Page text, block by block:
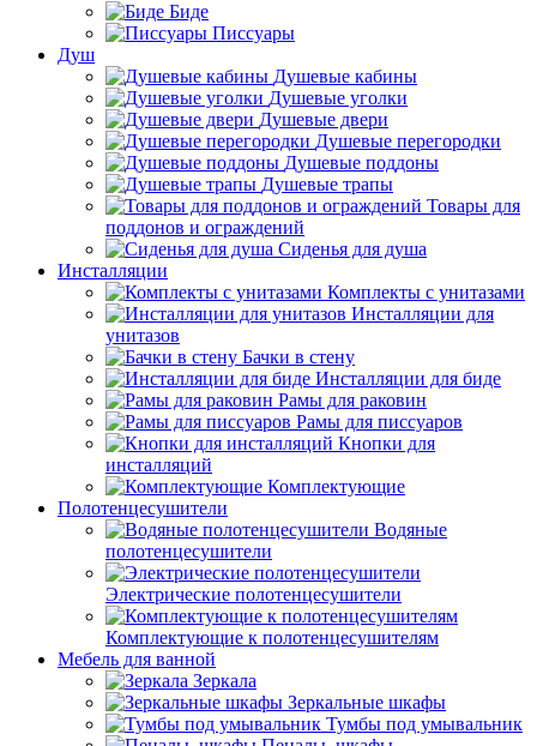
Биде
Писсуары
Душ
Душевые кабины
Душевые уголки
Душевые двери
Душевые перегородки
Душевые поддоны
Душевые трапы
Товары для
поддонов и ограждений
Сиденья для душа
Инсталляции
Комплекты с унитазами
Инсталляции для
унитазов
Бачки в стену
Инсталляции для биде
Рамы для раковин
Рамы для писсуаров
Кнопки для
инсталляций
Комплектующие
Полотенцесушители
Водяные
полотенцесушители
Электрические полотенцесушители
Комплектующие к полотенцесушителям
Мебель для ванной
Зеркала
Зеркальные шкафы
Тумбы под умывальник